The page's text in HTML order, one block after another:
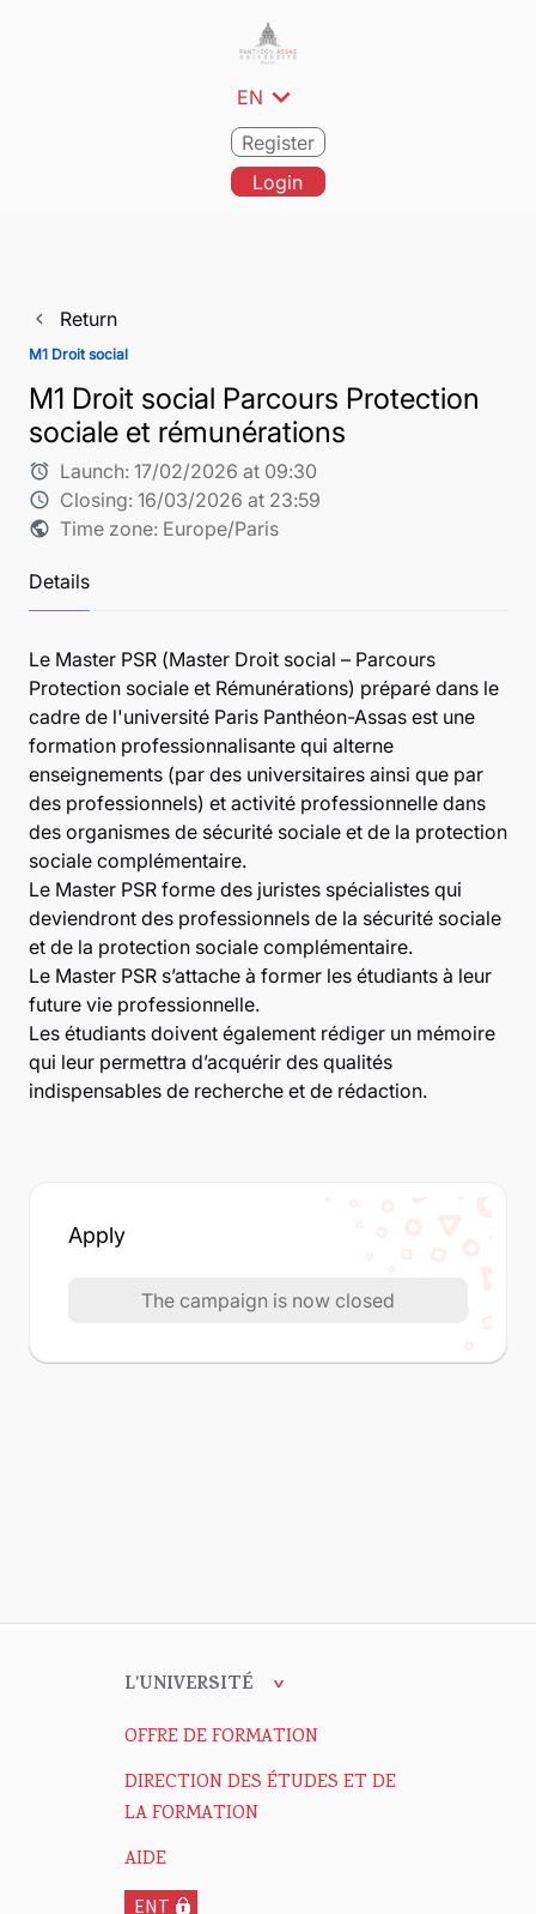
EN expand_more
Register
Login
navigate_before Return
M1 Droit social
M1 Droit social Parcours Protection
sociale et rémunérations
alarm Launch: 17/02/2026 at 09:30
schedule Closing: 16/03/2026 at 23:59
public Time zone: Europe/Paris
Details
Le Master PSR (Master Droit social – Parcours
Protection sociale et Rémunérations) préparé dans le
cadre de l'université Paris Panthéon-Assas est une
formation professionnalisante qui alterne
enseignements (par des universitaires ainsi que par
des professionnels) et activité professionnelle dans
des organismes de sécurité sociale et de la protection
sociale complémentaire.
Le Master PSR forme des juristes spécialistes qui
deviendront des professionnels de la sécurité sociale
et de la protection sociale complémentaire.
Le Master PSR s’attache à former les étudiants à leur
future vie professionnelle.
Les étudiants doivent également rédiger un mémoire
qui leur permettra d’acquérir des qualités
indispensables de recherche et de rédaction.
Apply
The campaign is now closed
L'UNIVERSITÉ
OFFRE DE FORMATION
DIRECTION DES ÉTUDES ET DE
LA FORMATION
AIDE
ENT